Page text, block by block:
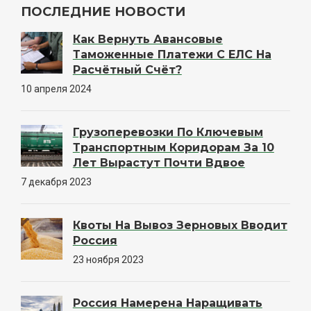
ПОСЛЕДНИЕ НОВОСТИ
Как Вернуть Авансовые
Таможенные Платежи С ЕЛС На
Расчётный Счёт?
10 апреля 2024
Грузоперевозки По Ключевым
Транспортным Коридорам За 10
Лет Вырастут Почти Вдвое
7 декабря 2023
Квоты На Вывоз Зерновых Вводит
Россия
23 ноября 2023
Россия Намерена Наращивать